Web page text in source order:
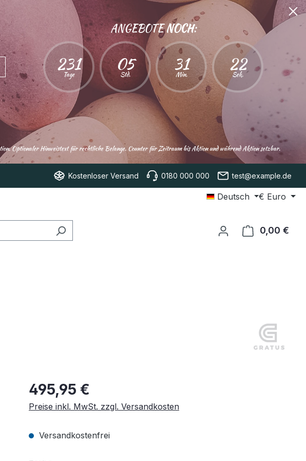
ANGEBOTENOCH:
231
Tage 05
Std. 31
Min. 21
Sek.
Optionaler Hinweistext für rechtliche Belange. Counter für Zeitraum bis Aktion und während Aktion setzbar.
Kostenloser Versand 0180 000 000 test@example.de
Deutsch € Euro
0,00 €
495,95 €
Preise inkl. MwSt. zzgl. Versandkosten
Versandkostenfrei